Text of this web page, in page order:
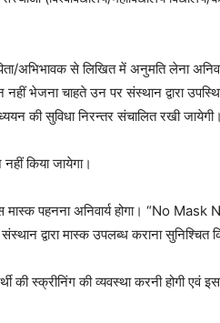
अभिभावक से लिखित में अनुमति लेना
चाहते उन पर संस्थान द्वारा
सुविधा निरन्तर संचालित रखी जायेगी।
किया जायेगा।
पहनना अनिवार्य होगा। “No Mask
द्वारा मास्क उपलब्ध कराना सुनिश्चित
की स्क्रीनिंग की व्यवस्था करनी होगी एवं